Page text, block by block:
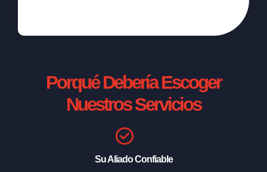
Porqué Debería Escoger
Nuestros Servicios
Su Aliado Confiable